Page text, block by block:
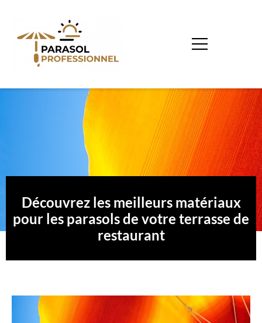
Découvrez les meilleurs matériaux
pour les parasols de votre terrasse de
restaurant